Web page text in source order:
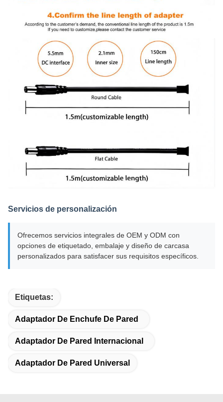
Servicios de personalización
Ofrecemos servicios integrales de OEM y ODM con
opciones de etiquetado, embalaje y diseño de carcasa
personalizados para satisfacer sus requisitos específicos.
Etiquetas:
Adaptador De Enchufe De Pared
Adaptador De Pared Internacional
Adaptador De Pared Universal